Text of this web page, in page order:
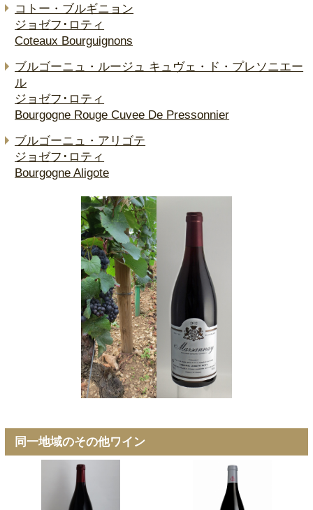
コトー・ブルギニョン
ジョゼフ･ロティ
Coteaux Bourguignons
ブルゴーニュ・ルージュ キュヴェ・ド・プレソニエー
ル
ジョゼフ･ロティ
Bourgogne Rouge Cuvee De Pressonnier
ブルゴーニュ・アリゴテ
ジョゼフ･ロティ
Bourgogne Aligote
同一地域のその他ワイン